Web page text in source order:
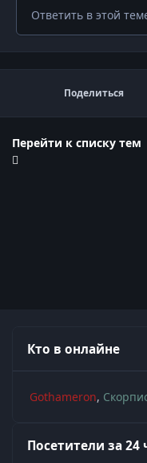
Ответить в этой
Поделиться
Перейти к списку тем
Кто в онлайне
Gothameron
Посетители за 24